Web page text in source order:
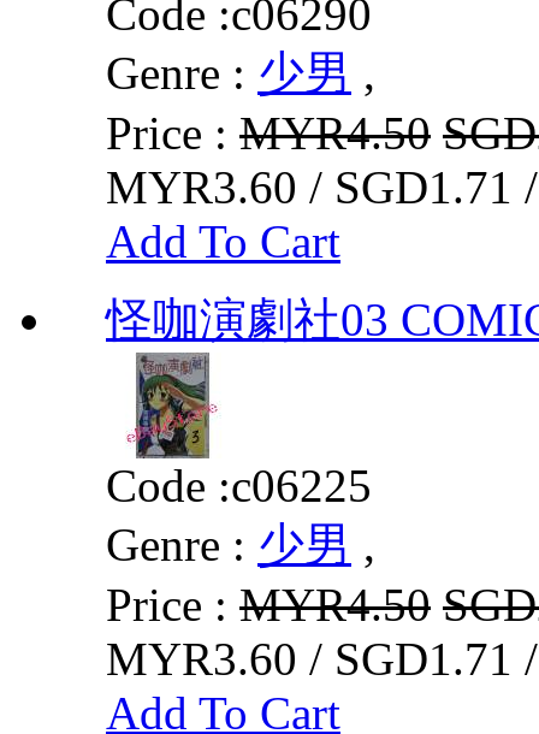
Code :c06290
Genre : 少男 ,
Price : MYR4.50
MYR3.60 / SGD1.71
Add To Cart
怪咖演劇社03
Code :c06225
Genre : 少男 ,
Price : MYR4.50
MYR3.60 / SGD1.71
Add To Cart